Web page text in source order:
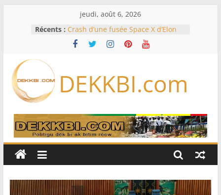
jeudi, août 6, 2026
Récents : Crash d’une fusée Space X d’Elon
Musk sur la Lune: entre pollution
spatiale et ouverture sur la
Diallo devrait assurer l’intérim des
Lions en septembre
sélectionneurs sur 10 déjà partis
Sécheresse: Faut-il stocker l’eau?
À Ceuta, le bilan des morts monte à
75 côté espagnol, 11 côté marocain
DEKKBI.com